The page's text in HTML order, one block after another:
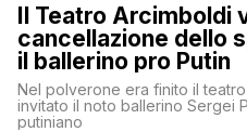
Il Teatro Arcimboldi
cancellazione dello
il ballerino pro Putin
Nel polverone era finito il
invitato il noto ballerino Sergei
putiniano